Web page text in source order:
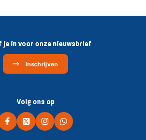
je in voor onze nieuwsbrief
Inschrijven
Volg ons op